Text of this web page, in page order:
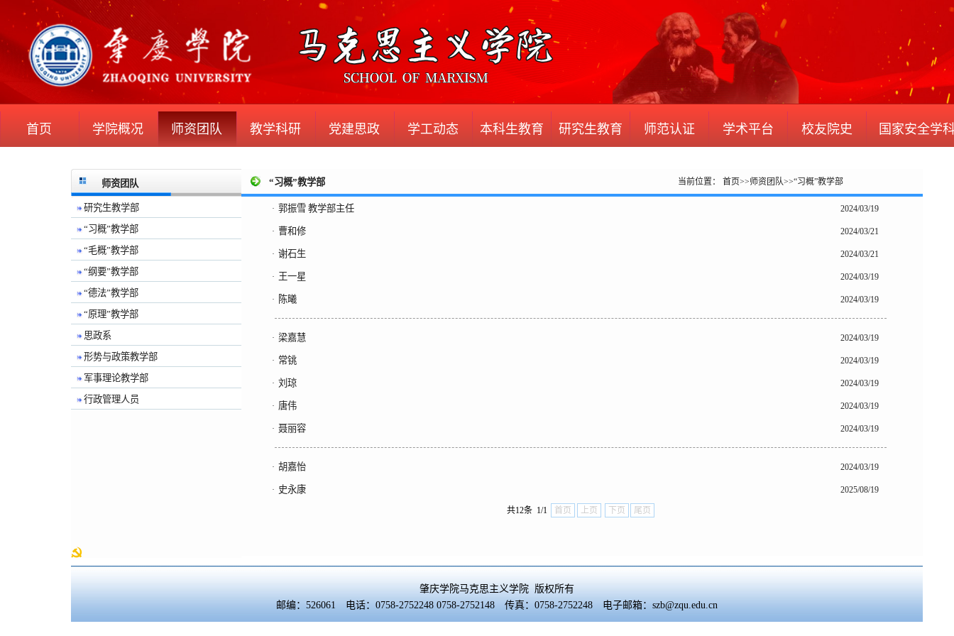
首页 学院概况 师资团队 教学科研 党建思政 学工动态 本科生教育 研究生教育 师范认证 学术平台 校友院史 国家安全学
师资团队
研究生教学部
“习概”教学部
“毛概”教学部
“纲要”教学部
“德法”教学部
“原理”教学部
思政系
形势与政策教学部
军事理论教学部
行政管理人员
“习概”教学部 当前位置： 首页>>师资团队>>“习概”教学部
· 郭振雪 教学部主任 2024/03/19
· 曹和修 2024/03/21
· 谢石生 2024/03/21
· 王一星 2024/03/19
· 陈曦 2024/03/19
· 梁嘉慧 2024/03/19
· 常铫 2024/03/19
· 刘琼 2024/03/19
· 唐伟 2024/03/19
· 聂丽容 2024/03/19
· 胡嘉怡 2024/03/19
· 史永康 2025/08/19
共12条 1/1 首页 上页 下页 尾页
肇庆学院马克思主义学院 版权所有
邮编：526061 电话：0758-2752248 0758-2752148 传真：0758-2752248 电子邮箱：szb@zqu.edu.cn